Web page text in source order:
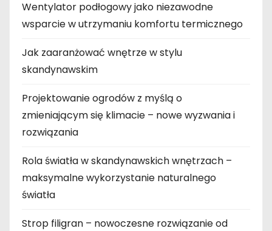
Wentylator podłogowy jako niezawodne
wsparcie w utrzymaniu komfortu termicznego
Jak zaaranżować wnętrze w stylu
skandynawskim
Projektowanie ogrodów z myślą o
zmieniającym się klimacie – nowe wyzwania i
rozwiązania
Rola światła w skandynawskich wnętrzach –
maksymalne wykorzystanie naturalnego
światła
Strop filigran – nowoczesne rozwiązanie od